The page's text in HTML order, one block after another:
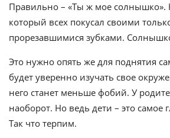
Правильно – «Ты ж мое солнышко».
который всех покусал своими
прорезавшимися зубками.
Это нужно опять же для поднятия
будет уверенно изучать свое
него станет меньше фобий. У
наоборот. Но ведь дети – это самое
Так что терпим.